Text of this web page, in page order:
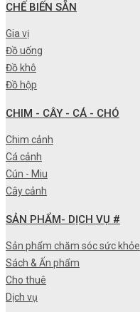
CHẾ BIẾN SẴN
Gia vị
Đồ uống
Đồ khô
Đồ hộp
CHIM - CÂY - CÁ - CHÓ
Chim cảnh
Cá cảnh
Cún - Miu
Cây cảnh
SẢN PHẨM- DỊCH VỤ #
Sản phẩm chăm sóc sức khỏe
Sách & Ấn phẩm
Cho thuê
Dịch vụ